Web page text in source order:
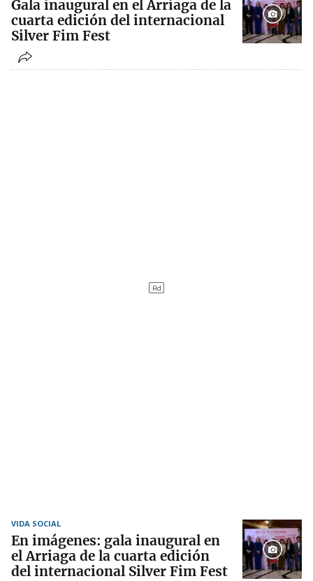
Gala inaugural en el Arriaga de la
cuarta edición del internacional
Silver Fim Fest
VIDA SOCIAL
En imágenes: gala inaugural en
el Arriaga de la cuarta edición
del internacional Silver Fim Fest